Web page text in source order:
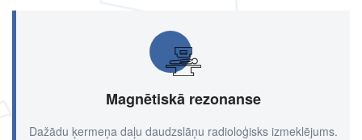
Magnētiskā rezonanse
Dažādu ķermeņa daļu daudzslāņu radioloģisks izmeklējums.